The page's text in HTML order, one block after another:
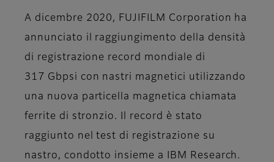
A dicembre 2020, FUJIFILM Corporation ha
annunciato il raggiungimento della densità
di registrazione record mondiale di
317 Gbpsi con nastri magnetici utilizzando
una nuova particella magnetica chiamata
ferrite di stronzio. Il record è stato
raggiunto nel test di registrazione su
nastro, condotto insieme a IBM Research.